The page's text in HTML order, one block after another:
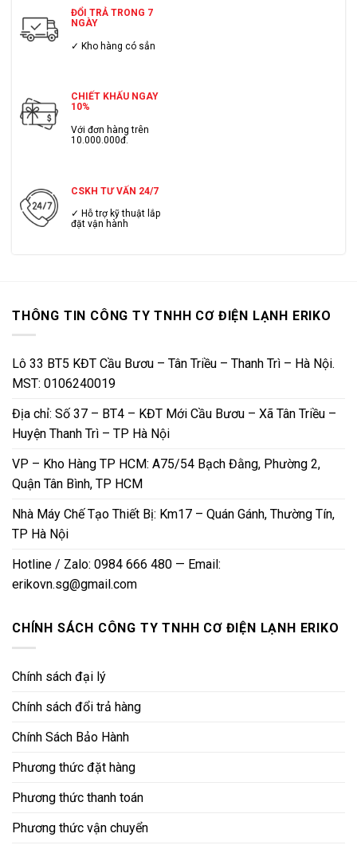
ĐỔI TRẢ TRONG 7
NGÀY
✓ Kho hàng có sẳn
CHIẾT KHẤU NGAY
10%
Với đơn hàng trên
10.000.000đ.
CSKH TƯ VẤN 24/7
✓ Hỗ trợ kỹ thuật lắp
đặt vận hành
THÔNG TIN CÔNG TY TNHH CƠ ĐIỆN LẠNH ERIKO
Lô 33 BT5 KĐT Cầu Bươu – Tân Triều – Thanh Trì – Hà Nội.
MST: 0106240019
Địa chỉ: Số 37 – BT4 – KĐT Mới Cầu Bươu – Xã Tân Triều –
Huyện Thanh Trì – TP Hà Nội
VP – Kho Hàng TP HCM: A75/54 Bạch Đằng, Phường 2,
Quận Tân Bình, TP HCM
Nhà Máy Chế Tạo Thiết Bị: Km17 – Quán Gánh, Thường Tín,
TP Hà Nội
Hotline / Zalo: 0984 666 480 — Email:
erikovn.sg@gmail.com
CHÍNH SÁCH CÔNG TY TNHH CƠ ĐIỆN LẠNH ERIKO
Chính sách đại lý
Chính sách đổi trả hàng
Chính Sách Bảo Hành
Phương thức đặt hàng
Phương thức thanh toán
Phương thức vận chuyển